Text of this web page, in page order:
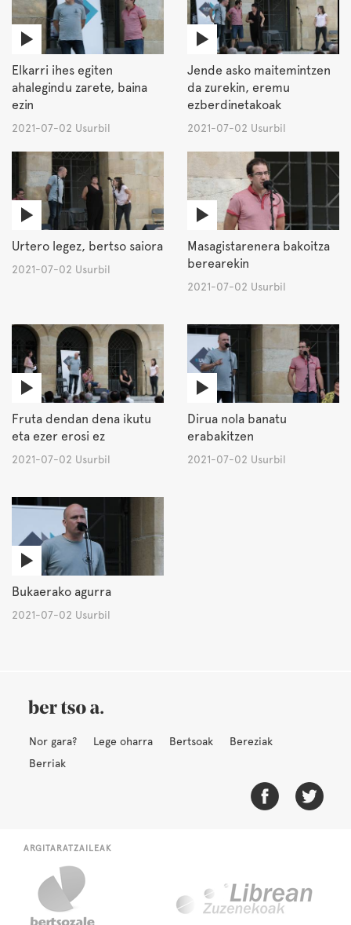
Elkarri ihes egiten
ahalegindu zarete, baina
ezin
2021-07-02 Usurbil
Jende asko maitemintzen
da zurekin, eremu
ezberdinetakoak
2021-07-02 Usurbil
Urtero legez, bertso saiora
2021-07-02 Usurbil
Masagistarenera bakoitza
berearekin
2021-07-02 Usurbil
Fruta dendan dena ikutu
eta ezer erosi ez
2021-07-02 Usurbil
Dirua nola banatu
erabakitzen
2021-07-02 Usurbil
Bukaerako agurra
2021-07-02 Usurbil
Nor gara? Lege oharra Bertsoak
Bereziak
Berriak
ARGITARATZAILEAK